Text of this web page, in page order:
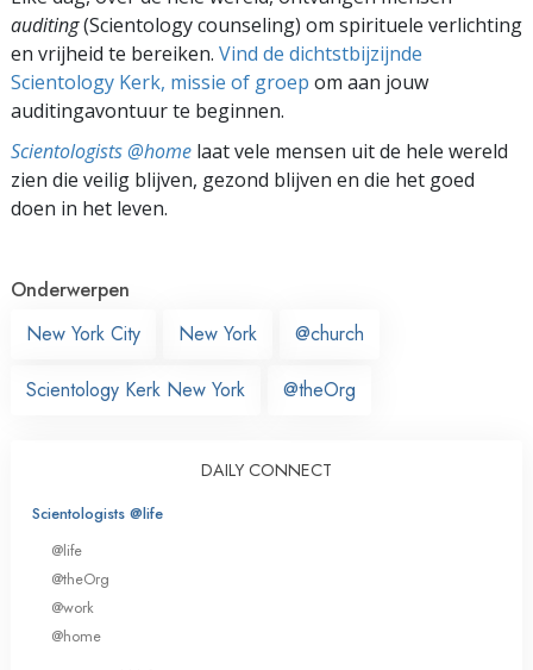
auditing(Scientology counseling) om spirituele verlichting
en vrijheid te bereiken. Vind de dichtstbijzijnde
Scientology Kerk, missie of groep om aan jouw
auditingavontuur te beginnen.
Scientologists @home laat vele mensen uit de hele wereld
zien die veilig blijven, gezond blijven en die het goed
doen in het leven.
Onderwerpen
New York City
New York @church
Scientology Kerk New York @theOrg
DAILY CONNECT
Scientologists @life
@life
@theOrg
@work
@home